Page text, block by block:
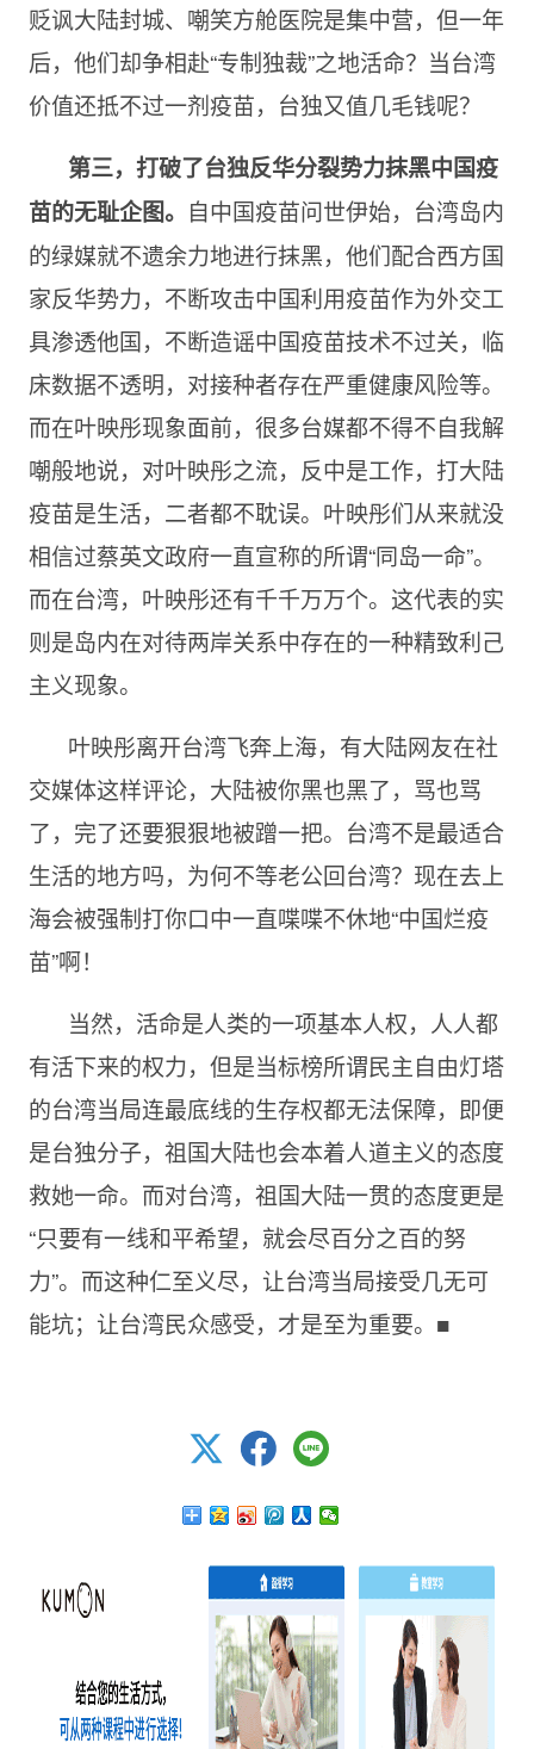
贬讽大陆封城、嘲笑方舱医院是集中营，但一年
后，他们却争相赴“专制独裁”之地活命？当台湾
价值还抵不过一剂疫苗，台独又值几毛钱呢？
第三，打破了台独反华分裂势力抹黑中国疫
苗的无耻企图。 自中国疫苗问世伊始，台湾岛内
的绿媒就不遗余力地进行抹黑，他们配合西方国
家反华势力，不断攻击中国利用疫苗作为外交工
具渗透他国，不断造谣中国疫苗技术不过关，临
床数据不透明，对接种者存在严重健康风险等。
而在叶映彤现象面前，很多台媒都不得不自我解
嘲般地说，对叶映彤之流，反中是工作，打大陆
疫苗是生活，二者都不耽误。叶映彤们从来就没
相信过蔡英文政府一直宣称的所谓“同岛一命”。
而在台湾，叶映彤还有千千万万个。这代表的实
则是岛内在对待两岸关系中存在的一种精致利己
主义现象。
叶映彤离开台湾飞奔上海，有大陆网友在社
交媒体这样评论，大陆被你黑也黑了，骂也骂
了，完了还要狠狠地被蹭一把。台湾不是最适合
生活的地方吗，为何不等老公回台湾？现在去上
海会被强制打你口中一直喋喋不休地“中国烂疫
苗”啊！
当然，活命是人类的一项基本人权，人人都
有活下来的权力，但是当标榜所谓民主自由灯塔
的台湾当局连最底线的生存权都无法保障，即便
是台独分子，祖国大陆也会本着人道主义的态度
救她一命。而对台湾，祖国大陆一贯的态度更是
“只要有一线和平希望，就会尽百分之百的努
力”。而这种仁至义尽，让台湾当局接受几无可
能坑；让台湾民众感受，才是至为重要。■